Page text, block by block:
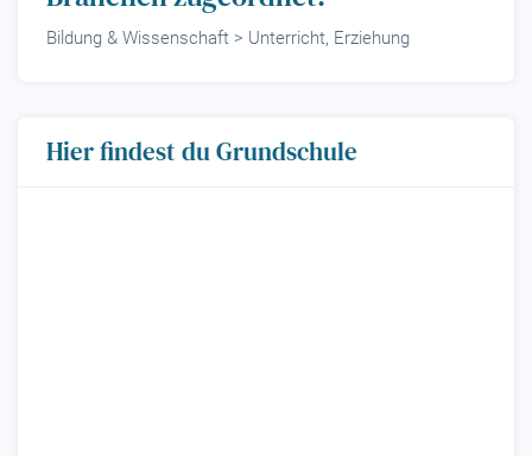
Bildung & Wissenschaft > Unterricht, Erziehung
Hier findest du Grundschule